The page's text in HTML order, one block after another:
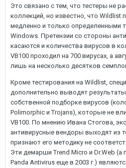
Это связано с тем, что тестеры не
коллекций, но известно, что Wildlist
медленно и только определенными
Windows. Претензии со стороны
касаются и количества вирусов в
VB100 проходил на 700 вирусах, а
лишь на несколько десятков
Кроме тестирования на Wildlist,
дополнительно выводят результаты
собственной подборке вирусов
Polimorphic и Trojans), которые не
VB100. По мнению Ивана Стогова,
антивирусные вендоры выходят из
признают его методику не
Эти демарши Trend Micro и Dr.Web
Panda Antivirus еще в 2003 г.)